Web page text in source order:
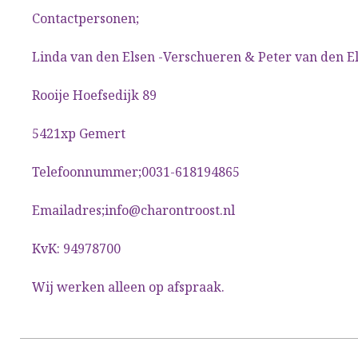
Contactpersonen;
Linda van den Elsen -Verschueren & Peter van den
Rooije Hoefsedijk 89
5421xp Gemert
Telefoonnummer;0031-618194865
Emailadres;info@charontroost.nl
KvK: 94978700
Wij werken alleen op afspraak.